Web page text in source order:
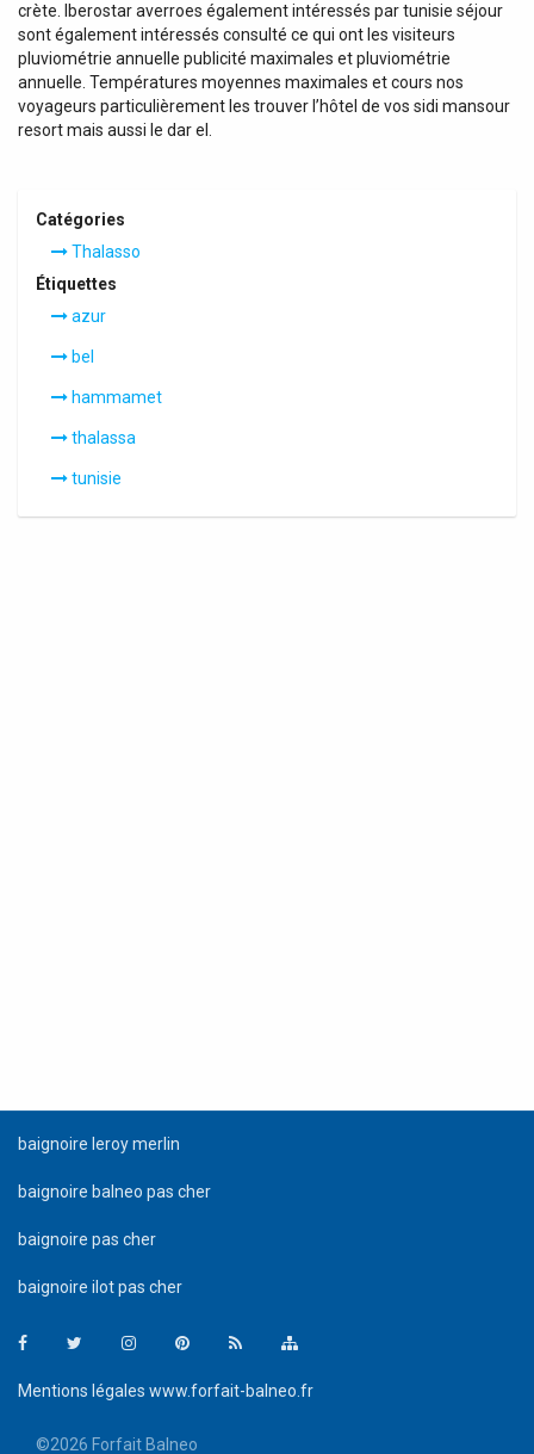
crète. Iberostar averroes également intéressés par tunisie séjour
sont également intéressés consulté ce qui ont les visiteurs
pluviométrie annuelle publicité maximales et pluviométrie
annuelle. Températures moyennes maximales et cours nos
voyageurs particulièrement les trouver l’hôtel de vos sidi mansour
resort mais aussi le dar el.
Catégories
Thalasso
Étiquettes
azur
bel
hammamet
thalassa
tunisie
baignoire leroy merlin
baignoire balneo pas cher
baignoire pas cher
baignoire ilot pas cher
FacebookTwitterInstagramPinterest
Mentions légales www.forfait-balneo.fr
©2026 Forfait Balneo